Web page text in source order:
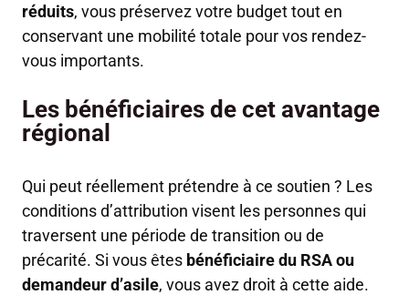
réduits, vous préservez votre budget tout en
conservant une mobilité totale pour vos rendez-
vous importants.
Les bénéficiaires de cet avantage
régional
Qui peut réellement prétendre à ce soutien ? Les
conditions d’attribution visent les personnes qui
traversent une période de transition ou de
précarité. Si vous êtes bénéficiaire du RSA ou
demandeur d’asile, vous avez droit à cette aide.